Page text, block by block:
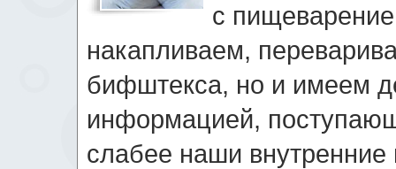
с
накапливаем,
бифштекса, но и имеем
информацией,
слабее наши внутренние